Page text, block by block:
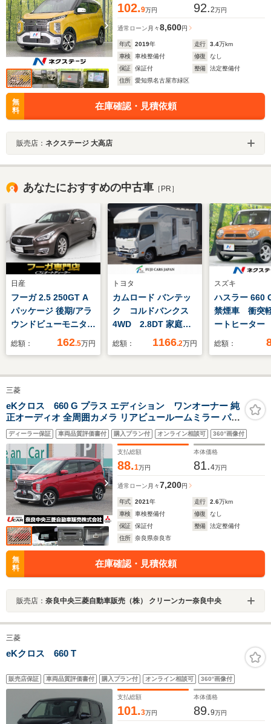
102.9万円 92.2万円
通常ローン 月々8,600円
年式 2019年 走行 3.4万km
車検
車検整備付 修復
なし
保証
保証付 整備
法定整備付
住所
愛知県名古屋市緑区
無
料
在庫確認・見積依頼
販売店： ネクステージ 大高店
あなたにおすすめの中古車 ［PR］
日産
フーガ 2.5 250GT A
パッケージ 後期/アラ
ウンドビューモニタ
ー/18インチAW/イン
ブレーキ/クリアラン
スソナー/LEDヘッド
ライト/電動シート/フ
ルセグTV/HDDマルチ
ナビ/バックカメ
ラ/Bluetoothオーデ
ィオ
総額： 162.5万円
トヨタ
カムロード バンテッ
ク コルドバンクス
4WD 2.8DT 家庭用
エアコン FFヒータ
プルサブ 走行充電
ンバーター DC冷蔵
庫 キャンピングカー
総額： 1166.2万円
スズキ
ハスラー 660
禁煙車 衝突
ートヒータ
ビ オート
ングストッ
ダウンヒル
電動格納ミラ
クションコン
総額：
三菱
eKクロス 660 G プラス エディション ワンオーナー 純
正オーディオ 全周囲カメラ リアビュールームミラー パー
キングセンサー 衝突被害軽減ブレーキ 誤発進抑制機能 ヒ
ルディセントコントロール オートマチックハイビーム ス
マートキー シートヒーター
ディーラー保証 車両品質評価書付 購入プラン付 オンライン相談可 360°画像付
支払総額
88.1万円
本体価格
81.4万円
通常ローン 月々7,200円
年式 2021年 走行 2.6万km
車検
車検整備付 修復
なし
保証
保証付 整備
法定整備付
住所
奈良県奈良市
無
料
在庫確認・見積依頼
販売店： 奈良中央三菱自動車販売（株） クリーンカー奈良中央
三菱
eKクロス 660 T
販売店保証 車両品質評価書付 購入プラン付 オンライン相談可 360°画像付
支払総額
101.3万円
本体価格
89.9万円